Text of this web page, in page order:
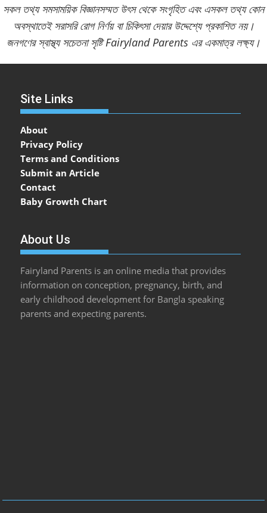
সকল তথ্য সমসাময়িক বিজ্ঞানসম্মত উৎস থেকে সংগৃহিত এবং এসকল তথ্য কোন
অবস্থাতেই সরাসরি রোগ নির্ণয় বা চিকিৎসা দেয়ার উদ্দেশ্যে প্রকাশিত নয়।
জনগণের স্বাস্থ্য সচেতনা সৃষ্টি Fairyland Parents এর একমাত্র লক্ষ্য।
Site Links
About
Privacy Policy
Terms and Conditions
Submit an Article
Contact
Baby Growth Chart
About Us
Fairyland Parents is an online media that provides
information on conception, pregnancy, birth, and
early childhood development for Bangla speaking
parents and expecting parents.